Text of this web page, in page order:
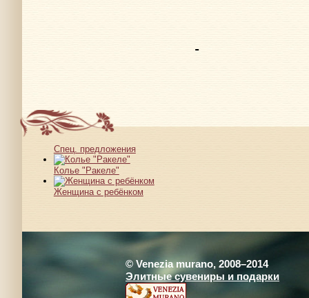
Спец. предложения
Колье "Ракеле"
Женщина с ребёнком
© Venezia murano, 2008–2014
Элитные сувениры и подарки